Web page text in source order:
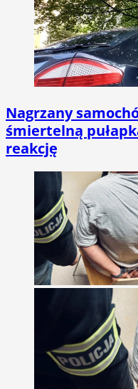
Nagrzany
śmiertelną
reakcję